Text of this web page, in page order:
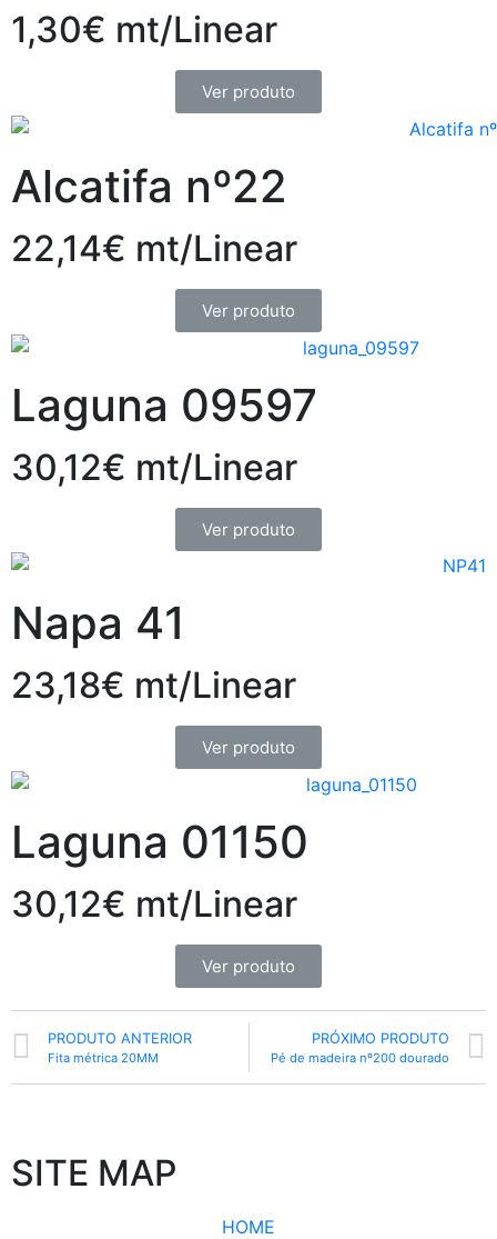
1,30€ mt/Linear
Ver produto
Alcatifa nº22
22,14€ mt/Linear
Ver produto
Laguna 09597
30,12€ mt/Linear
Ver produto
Napa 41
23,18€ mt/Linear
Ver produto
Laguna 01150
30,12€ mt/Linear
Ver produto
PRODUTO ANTERIOR
Fita métrica 20MM
PRÓXIMO PRODUTO
Pé de madeira nº200 dourado
SITE MAP
HOME